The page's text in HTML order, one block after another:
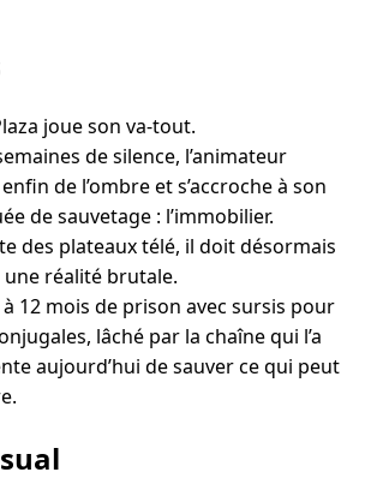
joue son va-tout.
de silence, l’animateur
de l’ombre et s’accroche à son
de sauvetage : l’immobilier.
des plateaux télé, il doit désormais
réalité brutale.
12 mois de prison avec sursis pour
lâché par la chaîne qui l’a
aujourd’hui de sauver ce qui peut